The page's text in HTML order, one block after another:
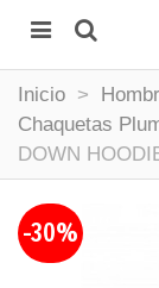
Inicio >
Chaquetas
DOWN
-30%